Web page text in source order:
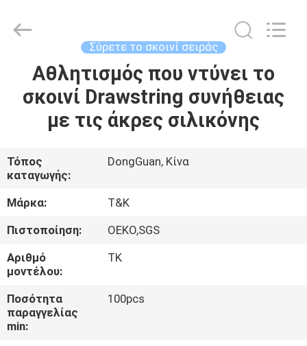
ΣΠΊΤΙ
ΠΡΟΪΌΝΤΑ
ΠΕΡΊΠΟΥ
ΕΜΕΊΣ
ΓΎΡΟΣ
ΕΡΓΟΣΤΑΣΊΩΝ
ΠΟΙΟΤΙΚΌΣ
ΈΛΕΓΧΟΣ
Accessories
Co.,Ltd.
Σύρετε το σκοινί σειράς
Αθλητισμός που ντύνει το
σκοινί Drawstring συνήθειας
με τις άκρες σιλικόνης
Τόπος
καταγωγής:
DongGuan, Κίνα
Μάρκα:
T&K
Πιστοποίηση:
OEKO,SGS
Αριθμό
μοντέλου:
TK
Ποσότητα
παραγγελίας
min:
100pcs